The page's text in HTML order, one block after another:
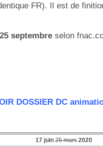
FR). Il est de
25 septembre selon
DOSSIER DC
17 juin 25 mars 2020